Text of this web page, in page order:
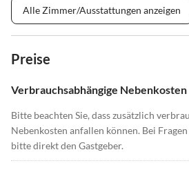
Alle Zimmer/Ausstattungen anzeigen
Preise
Verbrauchsabhängige Nebenkosten
Bitte beachten Sie, dass zusätzlich
Nebenkosten anfallen können. Bei
bitte direkt den Gastgeber.